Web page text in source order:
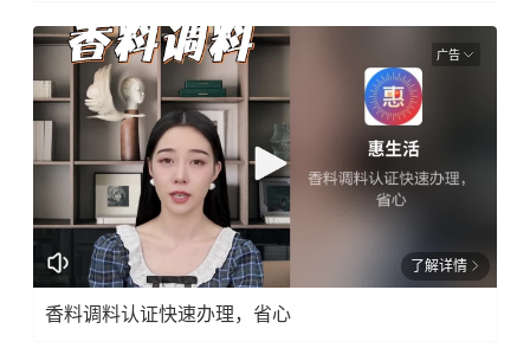
广告
了解详情
香料调料认证快速办理，省心